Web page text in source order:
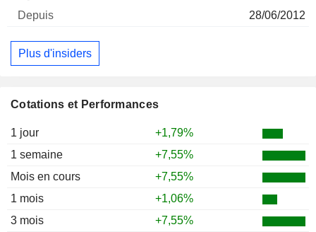
Cotations et Performances
1 jour
+1,79%
1 semaine
+7,55%
Mois en cours
+7,55%
1 mois
+1,06%
3 mois
+7,55%
28/06/2012
Plus d'insiders